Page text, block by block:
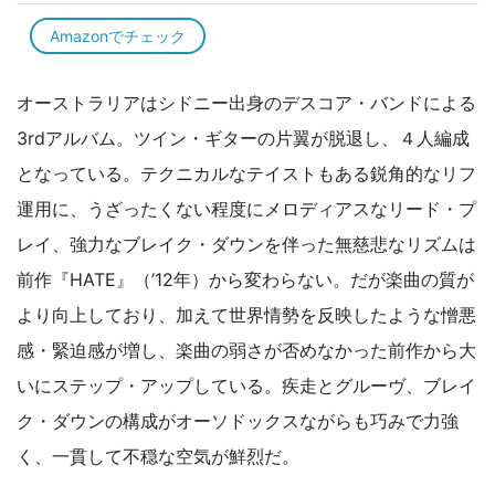
Amazonでチェック
オーストラリアはシドニー出身のデスコア・バンドによる
3rdアルバム。ツイン・ギターの片翼が脱退し、４人編成
となっている。テクニカルなテイストもある鋭角的なリフ
運用に、うざったくない程度にメロディアスなリード・プ
レイ、強力なブレイク・ダウンを伴った無慈悲なリズムは
前作『HATE』（’12年）から変わらない。だが楽曲の質が
より向上しており、加えて世界情勢を反映したような憎悪
感・緊迫感が増し、楽曲の弱さが否めなかった前作から大
いにステップ・アップしている。疾走とグルーヴ、ブレイ
ク・ダウンの構成がオーソドックスながらも巧みで力強
く、一貫して不穏な空気が鮮烈だ。